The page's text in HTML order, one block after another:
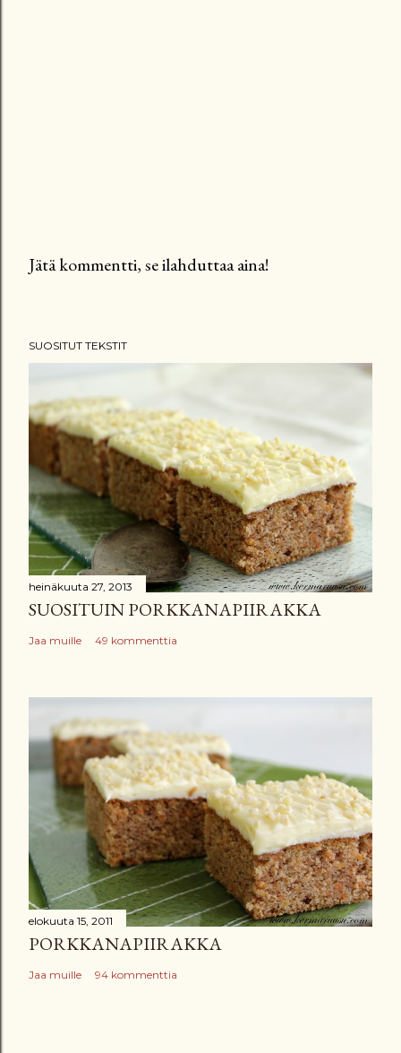
e
ä
k
m
m
e
n
t
t
i
Jätä kommentti, se ilahduttaa aina!
SUOSITUT TEKSTIT
heinäkuuta 27, 2013
SUOSITUIN PORKKANAPIIRAKKA
Jaa muille 49 kommenttia
elokuuta 15, 2011
PORKKANAPIIRAKKA
Jaa muille 94 kommenttia